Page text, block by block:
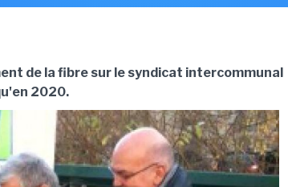
de la fibre sur le syndicat intercommunal
2020.